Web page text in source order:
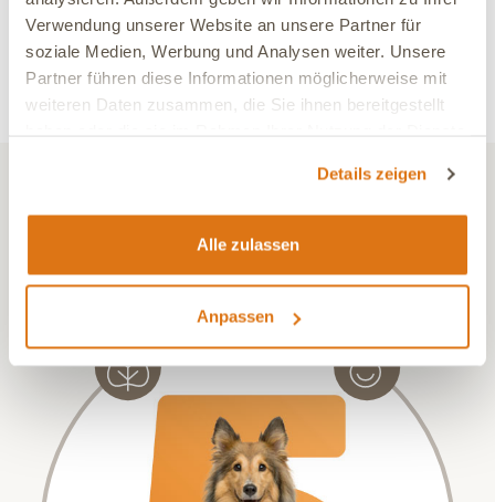
Verwendung unserer Website an unsere Partner für
soziale Medien, Werbung und Analysen weiter. Unsere
Partner führen diese Informationen möglicherweise mit
weiteren Daten zusammen, die Sie ihnen bereitgestellt
Details zeigen
Alle zulassen
Anpassen
für "COR VITAL FORTE CAT"
Jetzt kaufen und als erster bewerten. Wenn Du Fragen zu
unserem Produkt hast nimm gerne
Kontakt zu uns auf.
Das steht hinter dem 5-E™
Ernährungskonzept